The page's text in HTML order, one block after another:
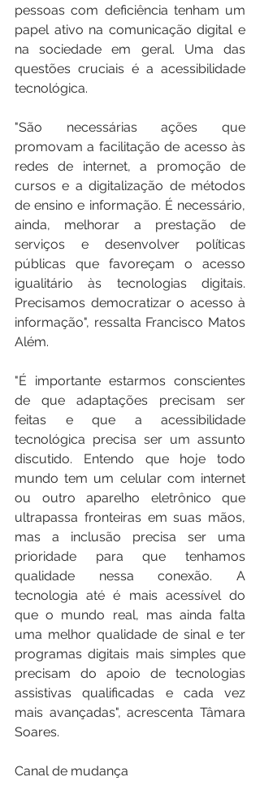
pessoas com deficiência tenham um
papel ativo na comunicação digital e
na sociedade em geral. Uma das
questões cruciais é a acessibilidade
tecnológica.
"São necessárias ações que
promovam a facilitação de acesso às
redes de internet, a promoção de
cursos e a digitalização de métodos
de ensino e informação. É necessário,
ainda, melhorar a prestação de
serviços e desenvolver políticas
públicas que favoreçam o acesso
igualitário às tecnologias digitais.
Precisamos democratizar o acesso à
informação", ressalta Francisco Matos
Além.
"É importante estarmos conscientes
de que adaptações precisam ser
feitas e que a acessibilidade
tecnológica precisa ser um assunto
discutido. Entendo que hoje todo
mundo tem um celular com internet
ou outro aparelho eletrônico que
ultrapassa fronteiras em suas mãos,
mas a inclusão precisa ser uma
prioridade para que tenhamos
qualidade nessa conexão. A
tecnologia até é mais acessível do
que o mundo real, mas ainda falta
uma melhor qualidade de sinal e ter
programas digitais mais simples que
precisam do apoio de tecnologias
assistivas qualificadas e cada vez
mais avançadas", acrescenta Tâmara
Soares.
Canal de mudança